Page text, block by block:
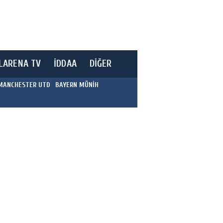
TV İDDAA DİĞER
UTD
BAYERN MÜNİH